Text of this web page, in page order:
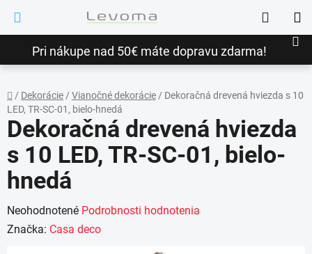
obsah
Pri nákupe nad 50€ máte dopravu zdarma!
Hľadať
Domov
/ Dekorácie/ Vianočné dekorácie/ Dekoračná drevená hviezda s 10
LED, TR-SC-01, bielo-hnedá
Dekoračná drevená hviezda
s 10 LED, TR-SC-01, bielo-
hnedá
Priemerné
hodnotenie
Neohodnotené Podrobnosti hodnotenia
Značka: Casa deco